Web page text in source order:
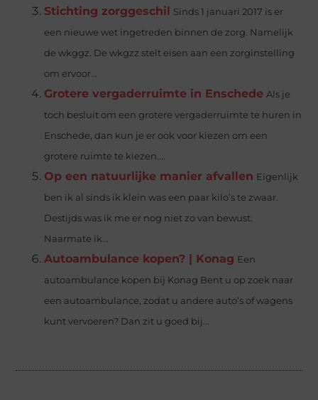
Stichting zorggeschil Sinds 1 januari 2017 is er
een nieuwe wet ingetreden binnen de zorg. Namelijk
de wkggz. De wkgzz stelt eisen aan een zorginstelling
om ervoor...
Grotere vergaderruimte in Enschede Als je
toch besluit om een grotere vergaderruimte te huren in
Enschede, dan kun je er ook voor kiezen om een
grotere ruimte te kiezen....
Op een natuurlijke manier afvallen Eigenlijk
ben ik al sinds ik klein was een paar kilo’s te zwaar.
Destijds was ik me er nog niet zo van bewust.
Naarmate ik...
Autoambulance kopen? | Konag Een
autoambulance kopen bij Konag Bent u op zoek naar
een autoambulance, zodat u andere auto’s of wagens
kunt vervoeren? Dan zit u goed bij...